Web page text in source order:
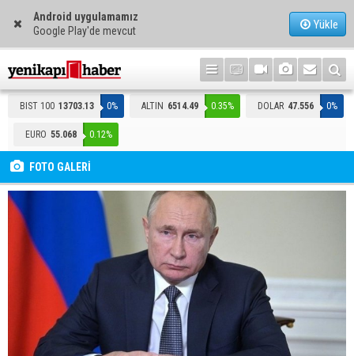
Android uygulamamız
Google Play'de mevcut
Yükle
BIST 100 13703.13 0% ALTIN 6514.49 0.35% DOLAR 47.556 0%
EURO 55.068 0.12%
FOTO GALERİ